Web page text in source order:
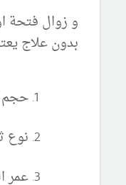
و زوال فتحة
بدون علاج
حجم
نوع
عمر